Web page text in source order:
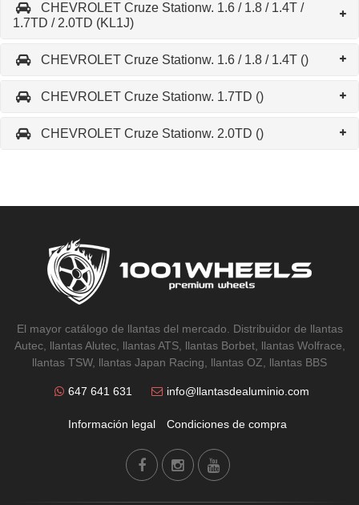
CHEVROLET Cruze Stationw. 1.6 / 1.8 / 1.4T /
1.7TD / 2.0TD (KL1J)
CHEVROLET Cruze Stationw. 1.6 / 1.8 / 1.4T ()
CHEVROLET Cruze Stationw. 1.7TD ()
CHEVROLET Cruze Stationw. 2.0TD ()
El mayor catálogo de llantas del mercado. Distribuidor de llantas
Autec, llantas Alutec, llantas ATS, llantas Borbet, llantas Wolfrace,
llantas TSW, llantas Japan Racing, llantas OZ, llantas BBS
647 641 631 info@llantasdealuminio.com
Información legal Condiciones de compra